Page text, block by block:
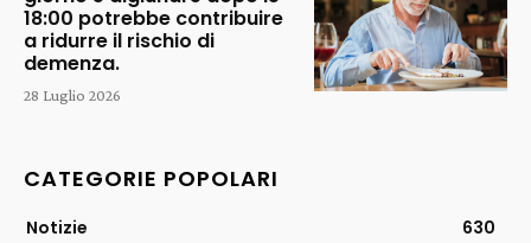
18:00 potrebbe contribuire
a ridurre il rischio di
demenza.
28 Luglio 2026
CATEGORIE POPOLARI
Notizie
630